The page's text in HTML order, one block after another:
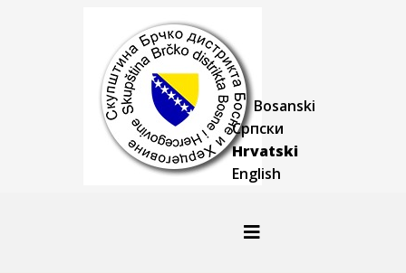
Bosanski
Српски
Hrvatski
English